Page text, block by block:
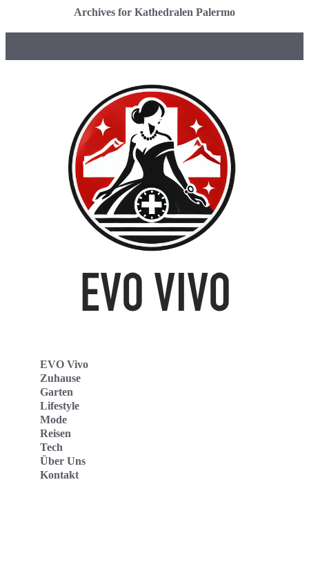
Archives for Kathedralen Palermo
EVO Vivo
Zuhause
Garten
Lifestyle
Mode
Reisen
Tech
Über Uns
Kontakt